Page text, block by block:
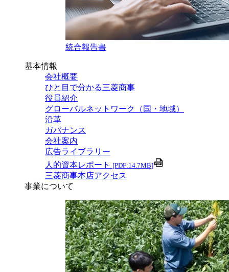
統合報告書
基本情報
会社概要
ひと目で分かる三菱商事
役員紹介
グローバルネットワーク（国・地域）
沿革
ガバナンス
会社案内
広告ライブラリー
人的資本レポート [PDF:14.7MB]
三菱商事本店アクセス
事業について